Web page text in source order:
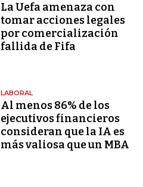
La Uefa amenaza con
tomar acciones legales
por comercialización
fallida de Fifa
LABORAL
Al menos 86% de los
ejecutivos financieros
consideran que la IA es
más valiosa que un MBA